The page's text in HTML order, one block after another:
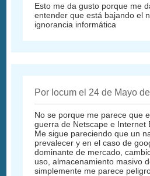
Esto me da gusto porque me
entender que está bajando el
ignorancia informática
Por locum el 24 de Mayo
No se porque me parece que
guerra de Netscape e Internet
Me sigue pareciendo que un
prevalecer y en el caso de
dominante de mercado,
uso, almacenamiento masivo
simplemente me parece